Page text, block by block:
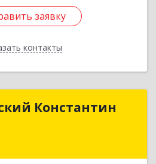
заявку
контакты
заявку
Назад
Константин
Константин